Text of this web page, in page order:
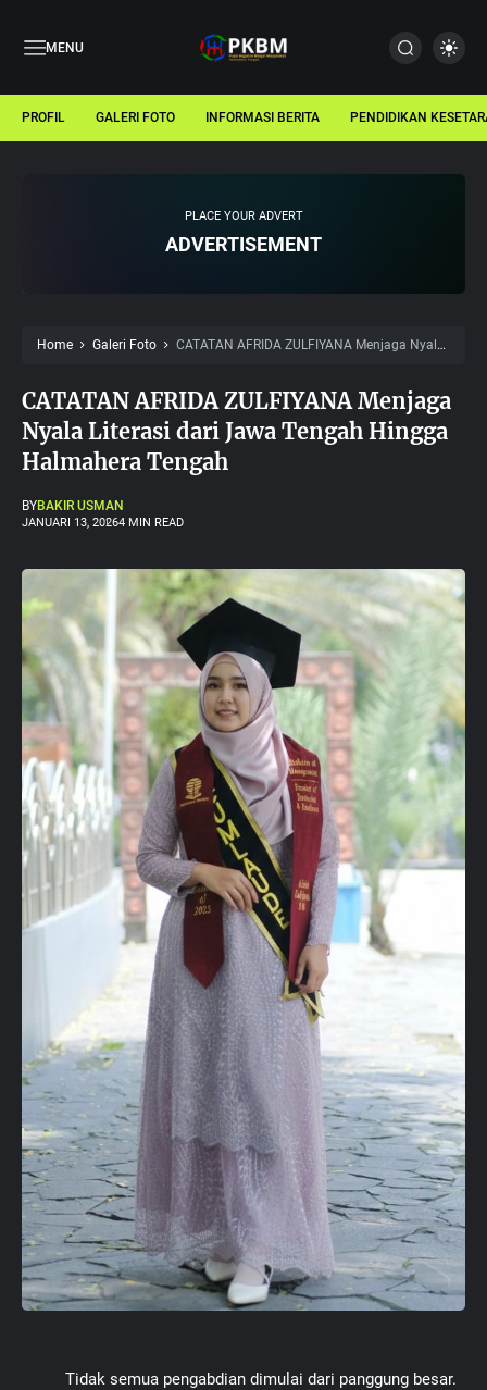
MENU
PROFIL GALERI FOTO INFORMASI BERITA PENDIDIKAN
PLACE YOUR ADVERT
ADVERTISEMENT
Home Galeri Foto
CATATAN AFRIDA ZULFIYANA Menjaga Nyala
CATATAN AFRIDA ZULFIYANA Menjaga
Nyala Literasi dari Jawa Tengah Hingga
Halmahera Tengah
BYBAKIR USMAN
JANUARI 13, 20264 MIN READ
Tidak semua pengabdian dimulai dari panggung besar.